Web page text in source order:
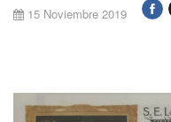
15 Noviembre 2019